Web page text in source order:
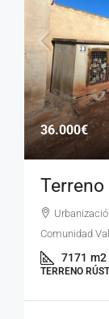
36.000€
Comunidad
7171 m2
TERRENO